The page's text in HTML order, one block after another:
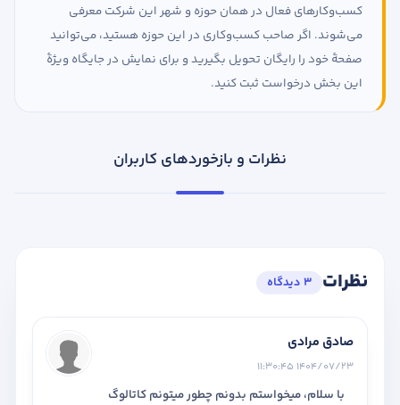
کسب‌وکارهای فعال در همان حوزه و شهر این شرکت معرفی
می‌شوند. اگر صاحب کسب‌وکاری در این حوزه هستید، می‌توانید
صفحهٔ خود را رایگان تحویل بگیرید و برای نمایش در جایگاه ویژهٔ
این بخش درخواست ثبت کنید.
نظرات و بازخوردهای کاربران
نظرات 3 دیدگاه
صادق مرادی
1404/07/23 11:30:45
با سلام، میخواستم بدونم چطور میتونم کاتالوگ